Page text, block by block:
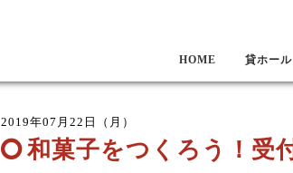
HOME 貸ホー
2019年07月22日（月）
和菓子をつくろう！受